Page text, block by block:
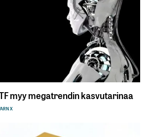
myy megatrendin kasvutarinaa
X